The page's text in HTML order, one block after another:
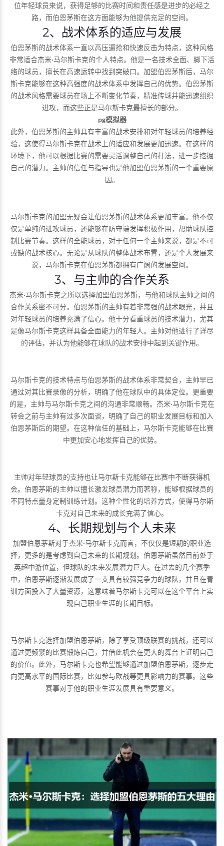
位年轻球员来说，获得足够的比赛时间和责任感是进步的必经之
路，而伯恩茅斯在这方面能够为他提供充足的空间。
2、战术体系的适应与发展
伯恩茅斯的战术体系一直以高压逼抢和快速反击为特点，这种风格
非常适合杰米·马尔斯卡克的个人特点。他是一名技术全面、脚下活
络的球员，擅长在高速运转中找到突破口。加盟伯恩茅斯后，马尔
斯卡克能够在这种高强度的战术体系中发挥自己的优势。伯恩茅斯
的战术风格需要球员在场上不断变化节奏，精准传球并能迅速组织
进攻，而这些正是马尔斯卡克最擅长的部分。
pg模拟器
此外，伯恩茅斯的主帅具有丰富的战术安排和对年轻球员的培养经
验，这使得马尔斯卡克在战术上的适应和发展更加迅速。在这样的
环境下，他可以根据比赛的需要灵活调整自己的打法，进一步挖掘
自己的潜力。主帅的信任与指导也是他加盟伯恩茅斯的一个重要原
因。
马尔斯卡克的加盟无疑会让伯恩茅斯的战术体系更加丰富。他不仅
仅是单纯的进攻球员，还能够在防守端发挥积极作用，帮助球队控
制比赛节奏。这样的全能球员，对于任何一个主帅来说，都是不可
或缺的战术核心。无论是从球队的整体战术布置，还是个人发展来
说，马尔斯卡克在伯恩茅斯都拥有广阔的发展空间。
3、与主帅的合作关系
杰米·马尔斯卡克之所以选择加盟伯恩茅斯，与他和球队主帅之间的
合作关系密不可分。伯恩茅斯的主帅有着非常强的战术眼光，并且
对年轻球员的培养充满了信心。他十分看重球员的技术潜力，尤其
是像马尔斯卡克这样具备全面能力的年轻人。主帅对他进行了详尽
的评估，并认为他能够在球队的战术安排中起到关键作用。
马尔斯卡克的技术特点与伯恩茅斯的战术体系非常契合，主帅早已
通过对其比赛录像的分析，明确了他在球队中的具体定位。更重要
的是，主帅与马尔斯卡克之间的沟通非常顺畅。杰米·马尔斯卡克在
转会之前与主帅有过多次面谈，明确了自己的职业发展目标和加入
伯恩茅斯后的期望。在这种信任的基础上，马尔斯卡克能够在比赛
中更加安心地发挥自己的优势。
主帅对年轻球员的支持也让马尔斯卡克能够在比赛中不断获得机
会。伯恩茅斯的主帅以擅长激发球员潜力而著称，能够根据球员的
不同特点量身定制训练计划。这种个性化的培养方式，使得马尔斯
卡克对自己未来的成长充满了信心。
4、长期规划与个人未来
加盟伯恩茅斯对于杰米·马尔斯卡克而言，不仅仅是短期的职业选
择，更多的是考虑到自己未来的长期规划。伯恩茅斯虽然目前处于
英超中游位置，但球队的未来发展潜力巨大。在过去的几个赛季
中，伯恩茅斯逐渐发展成了一支具有较强竞争力的球队，并且在青
训方面投入了大量资源，这意味着马尔斯卡克可以在这个平台上实
现自己职业生涯的长期目标。
马尔斯卡克选择加盟伯恩茅斯，除了享受顶级联赛的挑战，还可以
通过更频繁的比赛锻炼自己，并借此机会在更大的舞台上证明自己
的价值。此外，马尔斯卡克也希望能够通过加盟伯恩茅斯，逐步走
向更高水平的国际比赛，比如参与欧战等更具影响力的赛事。这些
赛事对于他的职业生涯发展具有重要意义。